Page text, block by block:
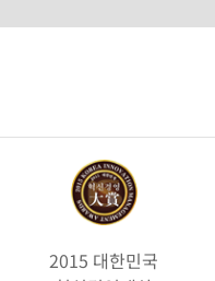
2015 대한민국